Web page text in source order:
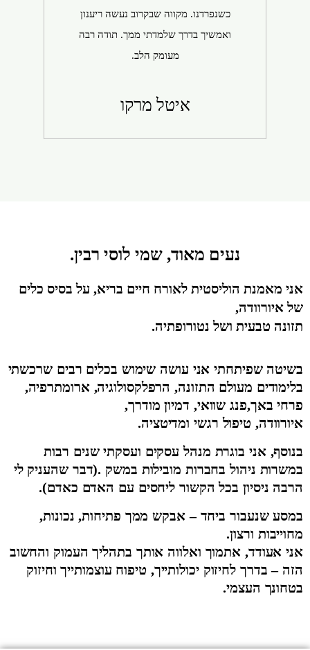
כשנפרדנו. מקווה שבקרוב נעשה ריענון
‬מעומק‭ ‬הלב‭.‬
איטל מרקו
נעים מאוד, שמי לוסי רבין.
אני מאמנת הוליסטית לאורח חיים בריא, על בסיס כלים
של איורוודה,
תזונה טבעית ושל נטורופתיה.
בשיטה שפיתחתי אני עושה שימוש בכלים רבים שרכשתי
בלימודים מעולם התזונה, הרפלקסולוגיה, ארומתרפיה,
פרחי באך,פנג שוואי, דמיון מודרך,
איורוודה, טיפול רגשי ומדיטציה.
בנוסף, אני בוגרת מנהל עסקים ועסקתי שנים רבות
במשרות ניהול בחברות מובילות במשק .(דבר שהעניק לי
הרבה ניסיון בכל הקשור ליחסים עם האדם כאדם).
במסע שנעבור ביחד – אבקש ממך פתיחות, נכונות,
מחוייבות ורצון.
אני אעודד, אתמוך ואלווה אותך בתהליך העמוק והחשוב
הזה – בדרך לחיזוק יכולותייך, טיפוח עוצמותייך וחיזוק
בטחונך העצמי.